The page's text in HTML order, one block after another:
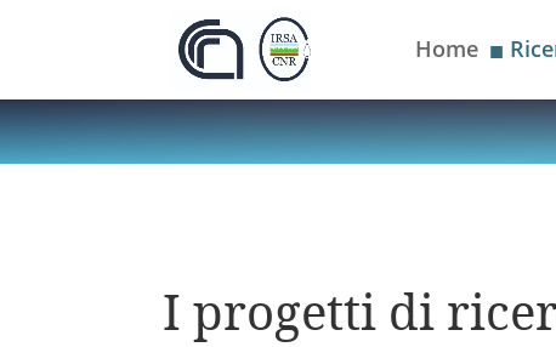
Home ■
I progetti di